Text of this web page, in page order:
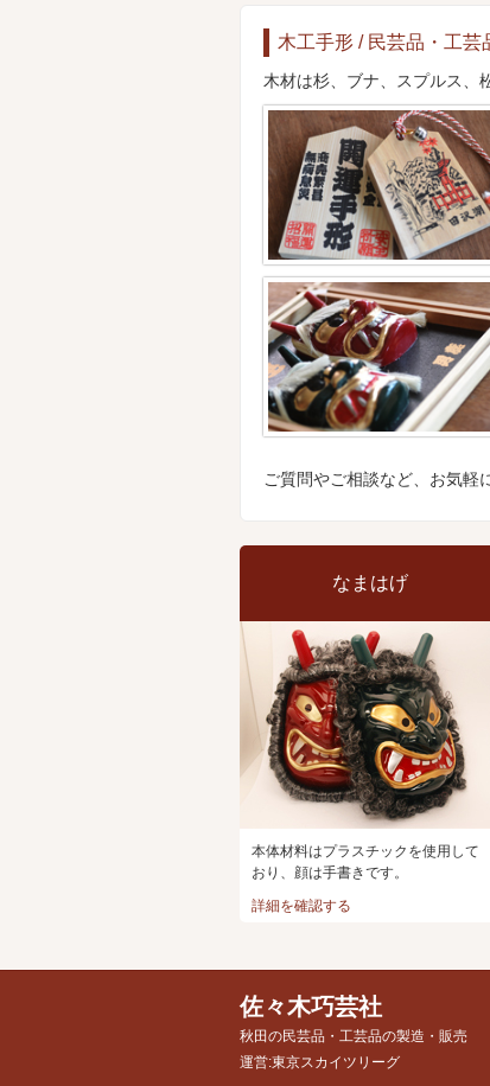
木工手形 / 民芸品・工芸
木材は杉、ブナ、スプルス、
ご質問やご相談など、お気軽
なまはげ
本体材料はプラスチックを使用して
おり、顔は手書きです。
詳細を確認する
佐々木巧芸社
秋田の民芸品・工芸品の製造・販売
運営:東京スカイツリーグ